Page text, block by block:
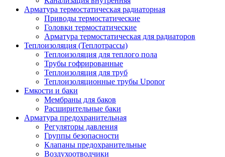
Арматура термостатическая радиаторная
Приводы термостатические
Головки термостатические
Арматура термостатическая для радиаторов
Теплоизоляция (Теплотрассы)
Теплоизоляция для теплого пола
Трубы гофрированные
Теплоизоляция для труб
Теплоизоляционные трубы Uponor
Емкости и баки
Мембраны для баков
Расширительные баки
Арматура предохранительная
Регуляторы давления
Группы безопасности
Клапаны предохранительные
Воздухоотводчики